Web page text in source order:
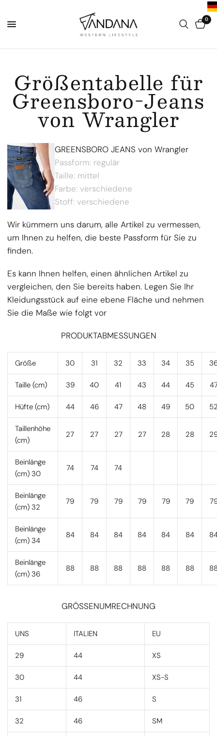
0
Größentabelle für
Greensboro-Jeans
von Wrangler
GREENSBORO JEANS von Wrangler
Passform: regulär
Taille: mittel
Farbe: verschiedene
Stoff: verschiedene
Wir kümmern uns darum, alle Artikel zu vermessen,
um Ihnen zu helfen, die beste Passform für Sie zu
finden.
Es kann Ihnen helfen, einen ähnlichen Artikel zu
vergleichen, den Sie bereits haben. Legen Sie Ihr
Kleidungsstück auf eine ebene Fläche und nehmen
Sie die Maße wie folgt vor
PRODUKTABMESSUNGEN
Größe 30 31 32 33 34 35
Taille (cm) 39 40 41 43 44 45
Hüfte (cm) 44 46 47 48 49 50
Taillenhöhe
(cm)
27 27 27 27 28 28
Beinlänge
(cm) 30
74 74 74
Beinlänge
(cm) 32
79 79 79 79 79 79
Beinlänge
(cm) 34
84 84 84 84 84 84
Beinlänge
(cm) 36
88 88 88 88 88 88
GRÖSSENUMRECHNUNG
UNS ITALIEN EU
29 44 XS
30 44 XS-S
31 46 S
32 46 SM